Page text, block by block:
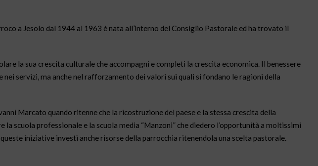
a Jesolo dal 1944 al 1963 è nata all’interno del Consiglio Pastorale ed ha trovato il
la sua crescita culturale che accompagni e completi la crescita economica. Il benessere
servizi, ma anche nel rafforzamento dei valori sui quali si fondano le ragioni della
Marcato quando ritenne che la ricostruzione del paese e la stessa crescita della
scuola professionale e la scuola media “Manzoni” che diedero l’opportunità a moltissimi
iniziative investì anche risorse della parrocchia ritenendola una scelta pastorale.